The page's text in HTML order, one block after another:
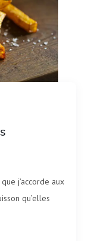
j’accorde aux
qu’elles